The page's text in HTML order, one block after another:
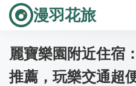
漫羽花旅
麗寶樂園附近住宿
推薦，玩樂交通超